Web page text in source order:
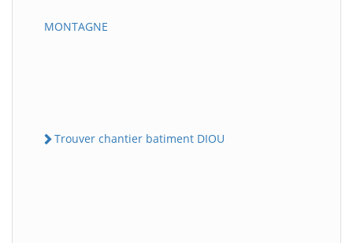
MONTAGNE
Trouver chantier batiment DIOU